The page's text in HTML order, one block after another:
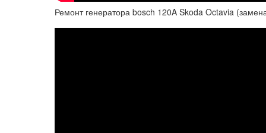
Ремонт генератора bosch 120A Skoda Octavia